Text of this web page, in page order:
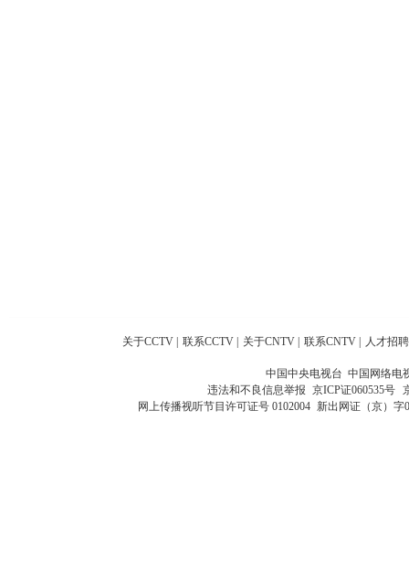
关于CCTV 联系CCTV 关于CNTV 联系CNTV 人才招聘
中国中央电视台 中国网络电
违法和不良信息举报 京ICP证060535号
网上传播视听节目许可证号 0102004 新出网证（京）